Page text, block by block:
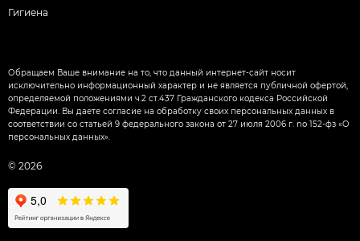
Гигиена
Обращаем Ваше внимание на то, что данный интернет-сайт носит
исключительно информационный характер и не является публичной офертой,
определяемой положениями ч.2 ст.437 Гражданского кодекса Российской
Федерации. Вы даете согласие на обработку своих персональных данных в
соответствии со статьей 9 федерального закона от 27 июля 2006 г. nо 152-фз «О
персональных данных».
© 2026